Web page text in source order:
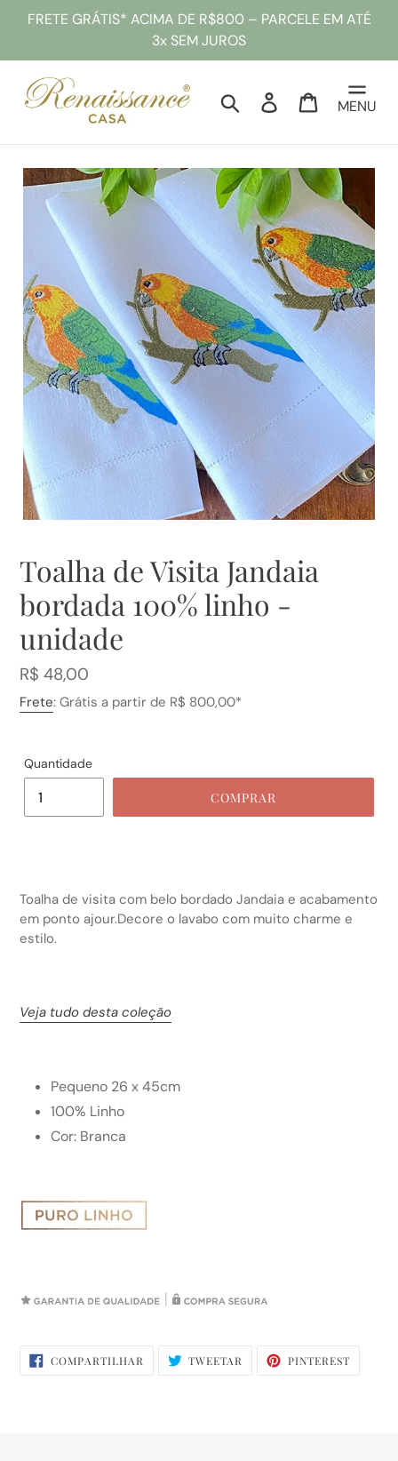
conteúdo
FRETE GRÁTIS* ACIMA DE R$800 – PARCELE EM ATÉ
3x SEM JUROS
PesquisarEntrar Sacola
MENU
Toalha de Visita Jandaia
bordada 100% linho -
unidade
Preço
normal
R$ 48,00
Frete: Grátis a partir de R$ 800,00*
Quantidade
COMPRAR
Toalha de visita com belo bordado Jandaia e acabamento
em ponto ajour.Decore o lavabo com muito charme e
estilo.
Veja tudo desta coleção
Pequeno 26 x 45cm
100% Linho
Cor: Branca
COMPARTILHAR COMPARTILHAR
NO
TWEETAR TWEETARPINTERESTPIN